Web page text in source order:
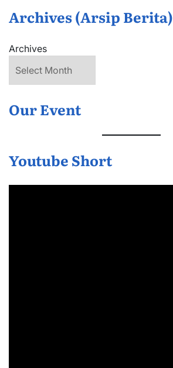
Archives (Arsip Berita)
Archives
Our Event
Youtube Short